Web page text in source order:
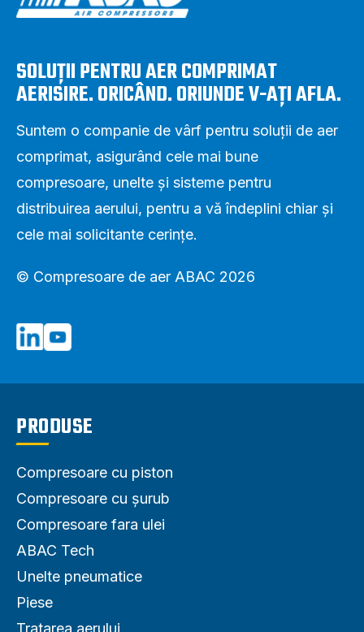
SOLUȚII PENTRU AER COMPRIMAT
AERISIRE. ORICÂND. ORIUNDE V-AȚI AFLA.
Suntem o companie de vârf pentru soluții de aer
comprimat, asigurând cele mai bune
compresoare, unelte și sisteme pentru
distribuirea aerului, pentru a vă îndeplini chiar și
cele mai solicitante cerințe.
© Compresoare de aer ABAC 2026
PRODUSE
Compresoare cu piston
Compresoare cu șurub
Compresoare fara ulei
ABAC Tech
Unelte pneumatice
Piese